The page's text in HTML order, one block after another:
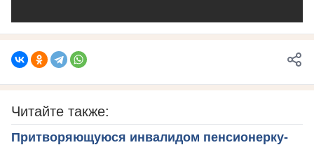
Читайте также:
Притворяющуюся инвалидом пенсионерку-